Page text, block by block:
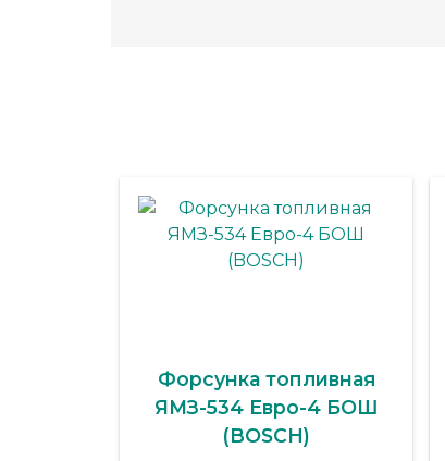
Форсунка топливная
ЯМЗ-534 Евро-4 БОШ
(BOSCH)